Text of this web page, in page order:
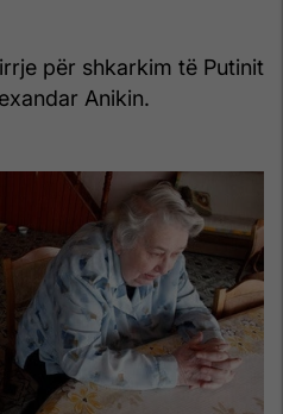
për shkarkim të Putinit
Anikin.